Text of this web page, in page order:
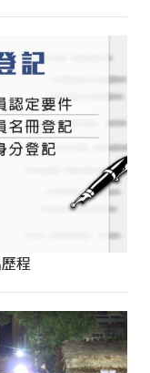
程